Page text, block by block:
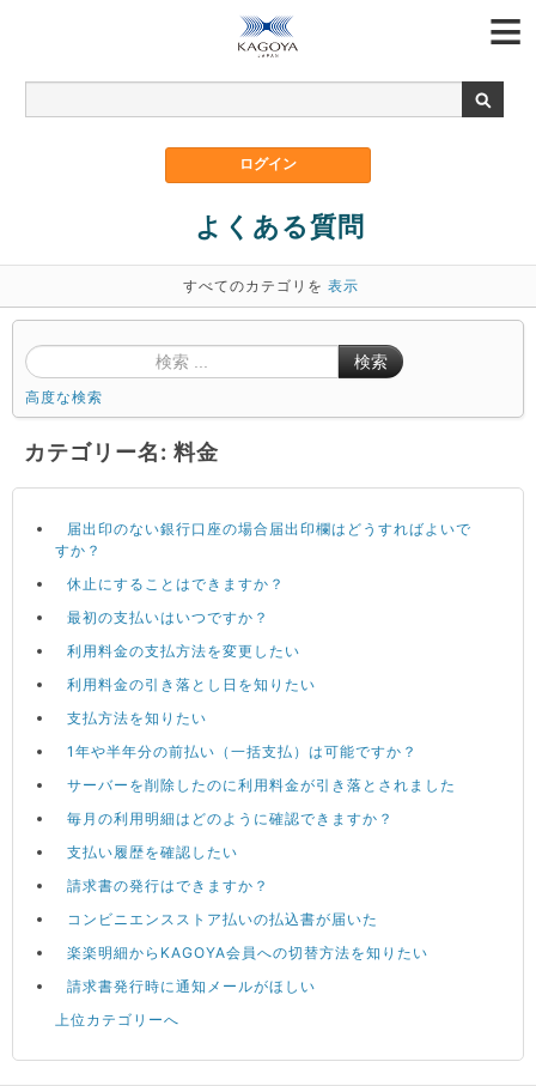
よくある質問
すべてのカテゴリを 表示
検索
高度な検索
カテゴリー名: 料金
届出印のない銀行口座の場合届出印欄はどうすればよいで
すか？
休止にすることはできますか？
最初の支払いはいつですか？
利用料金の支払方法を変更したい
利用料金の引き落とし日を知りたい
支払方法を知りたい
1年や半年分の前払い（一括支払）は可能ですか？
サーバーを削除したのに利用料金が引き落とされました
毎月の利用明細はどのように確認できますか？
支払い履歴を確認したい
請求書の発行はできますか？
コンビニエンスストア払いの払込書が届いた
楽楽明細からKAGOYA会員への切替方法を知りたい
請求書発行時に通知メールがほしい
上位カテゴリーへ